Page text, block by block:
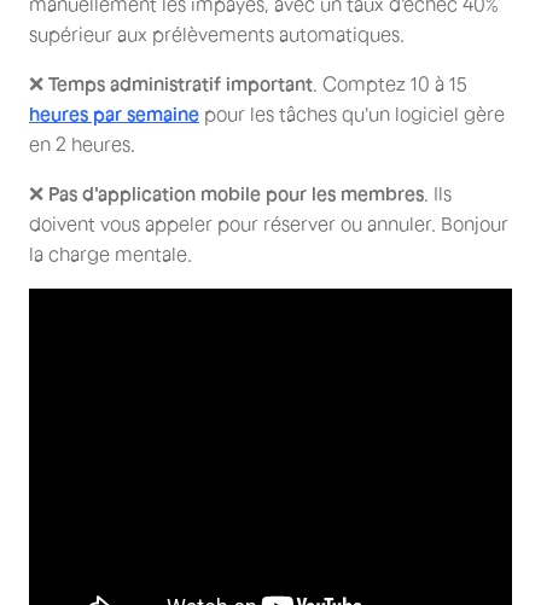
supérieur aux prélèvements automatiques.
❌ Temps administratif important . Comptez 10 à 15
heures par semaine pour les tâches qu'un logiciel gère
en 2 heures.
❌ Pas d'application mobile pour les membres . Ils
doivent vous appeler pour réserver ou annuler. Bonjour
la charge mentale.